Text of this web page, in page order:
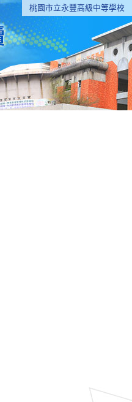
桃園市立永豐高級中等學校